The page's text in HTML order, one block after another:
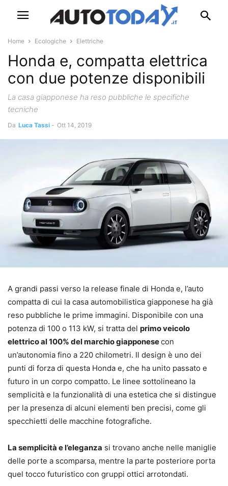
Home Ecologiche Elettriche
Honda e, compatta elettrica
con due potenze disponibili
La casa giapponese ha reso pubbliche le specifiche
tecniche
Da Luca Tassi - Ott 14, 2019
A grandi passi verso la release finale di Honda e, l’auto
compatta di cui la casa automobilistica giapponese ha già
reso pubbliche le prime immagini. Disponibile con una
potenza di 100 o 113 kW, si tratta del primo veicolo
elettrico al 100% del marchio giapponesecon
un’autonomia fino a 220 chilometri. Il design è uno dei
punti di forza di questa Honda e, che ha unito passato e
futuro in un corpo compatto. Le linee sottolineano la
semplicità e la funzionalità di una estetica che si distingue
per la presenza di alcuni elementi ben precisi, come gli
specchietti delle macchine fotografiche.
La semplicità e l’eleganza si trovano anche nelle maniglie
delle porte a scomparsa, mentre la parte posteriore porta
quel tocco futuristico con gruppi ottici arrotondati.